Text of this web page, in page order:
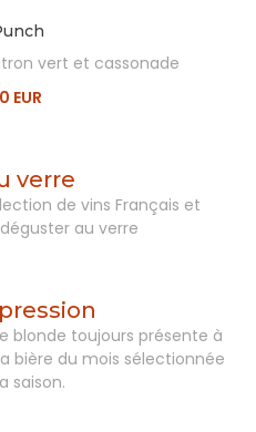
vert et cassonade
EUR
verre
de vins Français et
au verre
blonde toujours présente à
bière du mois sélectionnée
saison.